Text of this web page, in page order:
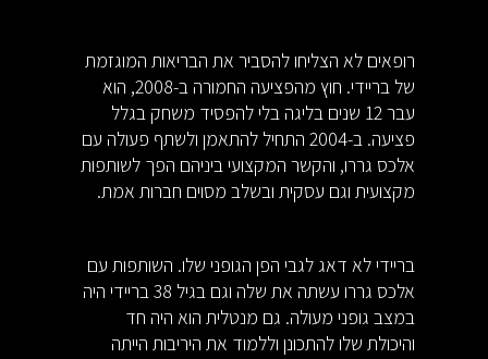
רופאים לא הצליחו להסביר את הבריאות המוגזמת
של בריידי. חוץ מהפציעה החמורה ב-2008, הוא
עבר 12 שנים בליגה בלי להפסיד משחק בגלל
פציעה. ב-2004 התחיל להתאמן ולשתף פעולה עם
אלכס גררו, והקשר המקצועי ביניהם הפך לשותפות
מקצועית וגם עסקית ובשלב מסוים חברות אמת.
בריידי לא דאג לגבי הפן הגופני שלו. השותפות עם
אלכס גררו עשתה את שלה וגם בגיל 38 בריידי היה
במצב גופני מעולה. גם מנטלית הוא היה חד
והיכולת שלו להתכונן וללמוד את היריבות הייתה